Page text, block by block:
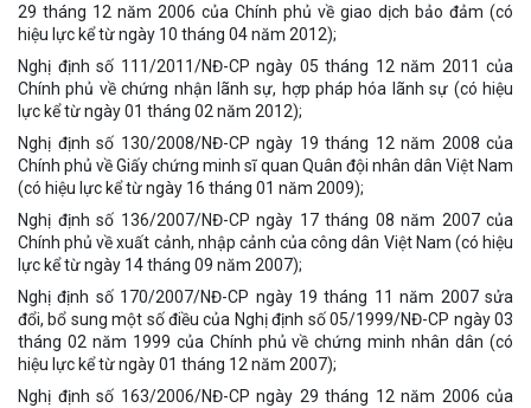
29 tháng 12 năm 2006 của Chính phủ về giao dịch bảo đảm (có
hiệu lực kể từ ngày 10 tháng 04 năm 2012);
Nghị định số 111/2011/NĐ-CP ngày 05 tháng 12 năm 2011 của
Chính phủ về chứng nhận lãnh sự, hợp pháp hóa lãnh sự (có hiệu
lực kể từ ngày 01 tháng 02 năm 2012);
Nghị định số 130/2008/NĐ-CP ngày 19 tháng 12 năm 2008 của
Chính phủ về Giấy chứng minh sĩ quan Quân đội nhân dân Việt Nam
(có hiệu lực kể từ ngày 16 tháng 01 năm 2009);
Nghị định số 136/2007/NĐ-CP ngày 17 tháng 08 năm 2007 của
Chính phủ về xuất cảnh, nhập cảnh của công dân Việt Nam (có hiệu
lực kể từ ngày 14 tháng 09 năm 2007);
Nghị định số 170/2007/NĐ-CP ngày 19 tháng 11 năm 2007 sửa
đổi, bổ sung một số điều của Nghị định số 05/1999/NĐ-CP ngày 03
tháng 02 năm 1999 của Chính phủ về chứng minh nhân dân (có
hiệu lực kể từ ngày 01 tháng 12 năm 2007);
Nghị định số 163/2006/NĐ-CP ngày 29 tháng 12 năm 2006 của